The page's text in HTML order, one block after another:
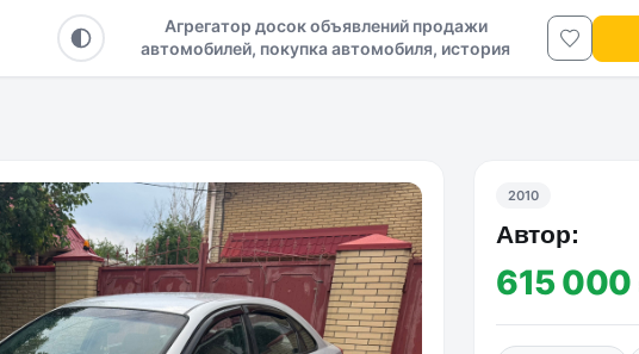
Агрегатор досок объявлений продажи
автомобилей, покупка автомобиля, история
авто в ДНР и ЛНР
2010
Автор:
615